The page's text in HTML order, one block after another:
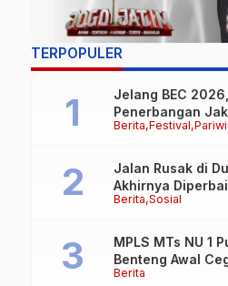
TERPOPULER
Berita Festival
Jelang BEC
Penerbangan
Tembus 90
Berita Sosial
Jalan Rusak di
Akhirnya
Royong FRB dan
Berita
MPLS MTs NU 1
Benteng Awal
Remaja, Polsek